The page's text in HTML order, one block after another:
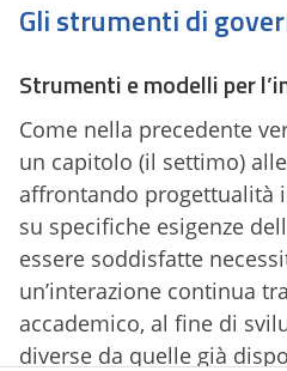
Gli strumenti di
Strumenti e modelli per
Come nella precedente
un capitolo (il settimo)
affrontando progettualità
su specifiche esigenze
essere soddisfatte
un’interazione continua
accademico, al fine di
diverse da quelle già